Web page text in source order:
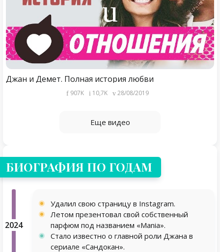
Джан и Демет. Полная история любви
907K 10,7K 28/08/2019
Еще видео
БИОГРАФИЯ ПО ГОДАМ
2024
Удалил свою страницу в Instagram.
Летом презентовал свой собственный
парфюм под названием «Mania».
Стало известно о главной роли Джана в
сериале «Сандокан».